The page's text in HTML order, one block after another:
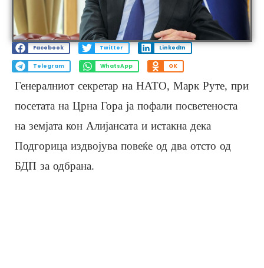
Facebook Twitter LinkedIn
Telegram WhatsApp OK
Генералниот секретар на НАТО, Марк Руте, при
посетата на Црна Гора ја пофали посветеноста
на земјата кон Алијансата и истакна дека
Подгорица издвојува повеќе од два отсто од
БДП за одбрана.